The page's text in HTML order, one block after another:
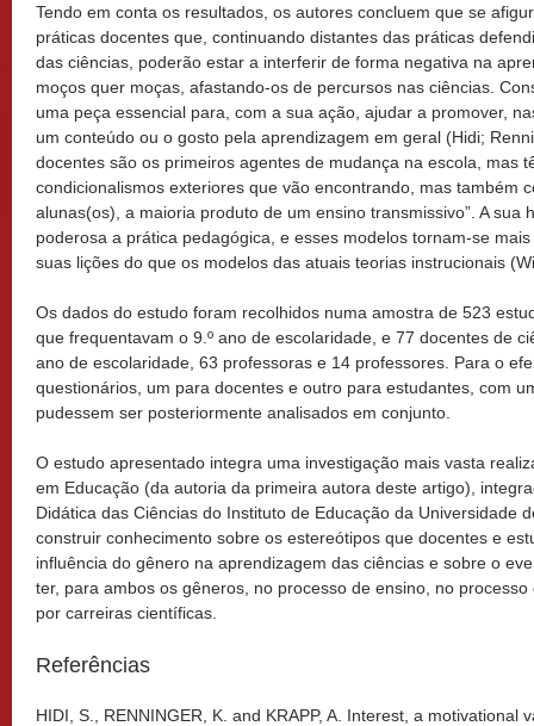
Tendo em conta os resultados, os autores concluem que se
práticas docentes que, continuando distantes das práticas
das ciências, poderão estar a interferir de forma negativa na
moços quer moças, afastando-os de percursos nas ciências.
uma peça essencial para, com a sua ação, ajudar a promover,
um conteúdo ou o gosto pela aprendizagem em geral (Hidi;
docentes são os primeiros agentes de mudança na escola, mas
condicionalismos exteriores que vão encontrando, mas também
alunas(os), a maioria produto de um ensino transmissivo”. A sua
poderosa a prática pedagógica, e esses modelos tornam-se
suas lições do que os modelos das atuais teorias instrucionais
Os dados do estudo foram recolhidos numa amostra de 523
que frequentavam o 9.º ano de escolaridade, e 77 docentes de
ano de escolaridade, 63 professoras e 14 professores. Para o
questionários, um para docentes e outro para estudantes, com
pudessem ser posteriormente analisados em conjunto.
O estudo apresentado integra uma investigação mais vasta
em Educação (da autoria da primeira autora deste artigo),
Didática das Ciências do Instituto de Educação da Universidade
construir conhecimento sobre os estereótipos que docentes e
influência do gênero na aprendizagem das ciências e sobre o
ter, para ambos os gêneros, no processo de ensino, no
por carreiras científicas.
Referências
HIDI, S., RENNINGER, K. and KRAPP, A. Interest, a motivational